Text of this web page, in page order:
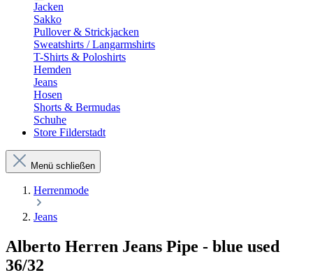
Jacken
Sakko
Pullover & Strickjacken
Sweatshirts / Langarmshirts
T-Shirts & Poloshirts
Hemden
Jeans
Hosen
Shorts & Bermudas
Schuhe
Store Filderstadt
Menü schließen
Herrenmode
Jeans
Alberto Herren Jeans Pipe - blue used
36/32